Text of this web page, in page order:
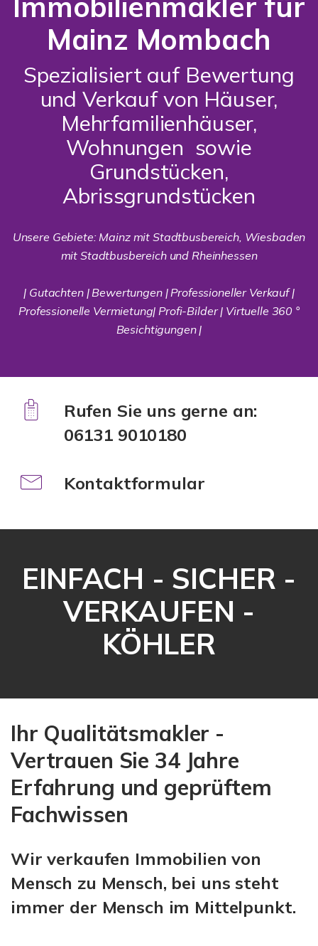
Mainz Mombach
Spezialisiert auf Bewertung
und Verkauf von Häuser,
Mehrfamilienhäuser,
Wohnungen sowie
Grundstücken,
Abrissgrundstücken
Unsere Gebiete: Mainz mit Stadtbusbereich, Wiesbaden
mit Stadtbusbereich und Rheinhessen
| Gutachten | Bewertungen | Professioneller Verkauf |
Professionelle Vermietung| Profi-Bilder | Virtuelle 360 °
Besichtigungen |
Rufen Sie uns gerne an:
06131 9010180
Kontaktformular
EINFACH - SICHER -
VERKAUFEN -
KÖHLER
Ihr Qualitätsmakler -
Vertrauen Sie 34 Jahre
Erfahrung und geprüftem
Fachwissen
Wir verkaufen Immobilien von
Mensch zu Mensch, bei uns steht
immer der Mensch im Mittelpunkt.